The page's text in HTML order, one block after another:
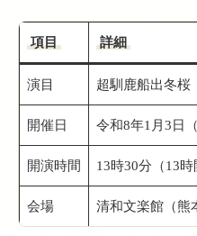
項目 詳細
演目 超馴鹿船出冬桜
開催日 令和8年1月3日
開演時間 13時30分（13時
会場 清和文楽館（熊